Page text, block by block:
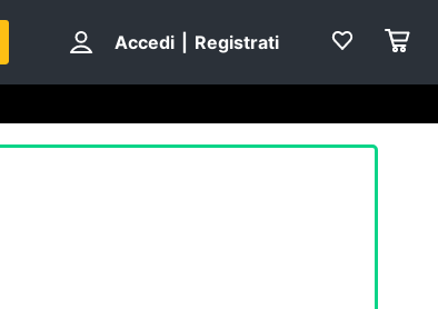
Accedi Registrati